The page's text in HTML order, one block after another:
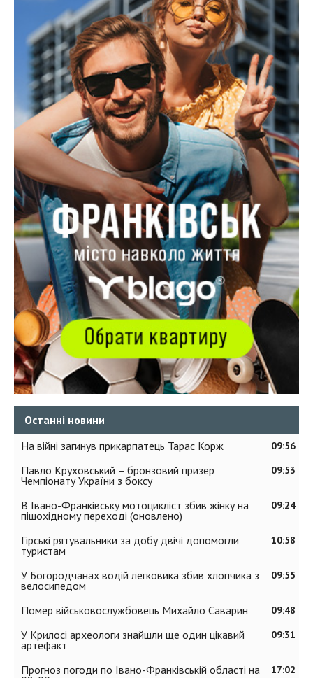
Останні новини
09:56
На війні загинув прикарпатець Тарас Корж
09:53
Павло Круховський – бронзовий призер
Чемпіонату України з боксу
09:24
В Івано-Франківську мотоцикліст збив жінку на
пішохідному переході (оновлено)
10:58
Гірські рятувальники за добу двічі допомогли
туристам
09:55
У Богородчанах водій легковика збив хлопчика з
велосипедом
09:48
Помер військовослужбовець Михайло Саварин
09:31
У Крилосі археологи знайшли ще один цікавий
артефакт
17:02
Прогноз погоди по Івано-Франківській області на